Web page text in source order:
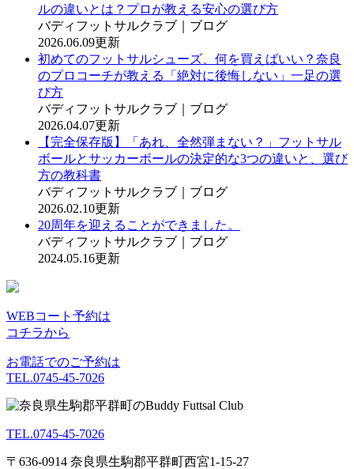
ルの違いとは？プロが教える安心の選び方
バディフットサルクラブ｜ブログ
2026.06.09更新
初めてのフットサルシューズ、何を買えばいい？奈良
のプロコーチが教える「絶対に後悔しない」一足の選
び方
バディフットサルクラブ｜ブログ
2026.04.07更新
【完全保存版】「あれ、全然弾まない？」フットサル
ボールとサッカーボールの決定的な3つの違いと、選び
方の教科書
バディフットサルクラブ｜ブログ
2026.02.10更新
20周年を迎えることができました。
バディフットサルクラブ｜ブログ
2024.05.16更新
WEBコート予約は
コチラから
お電話でのご予約は
TEL.0745-45-7026
TEL.0745-45-7026
〒636-0914 奈良県生駒郡平群町西宮1-15-27